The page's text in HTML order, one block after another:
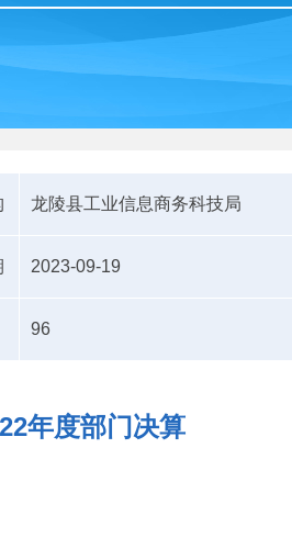
龙陵县工业信息商务科技局
2023-09-19
96
年度部门决算